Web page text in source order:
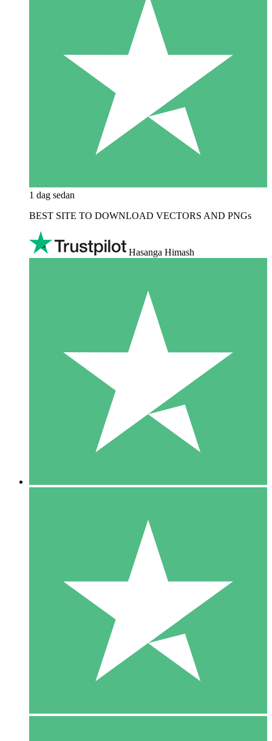
1 dag sedan
BEST SITE TO DOWNLOAD VECTORS AND PNGs
Hasanga Himash